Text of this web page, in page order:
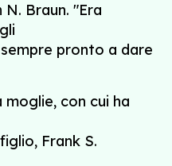
Braun. "Era
pronto a dare
moglie, con cui ha
Frank S.